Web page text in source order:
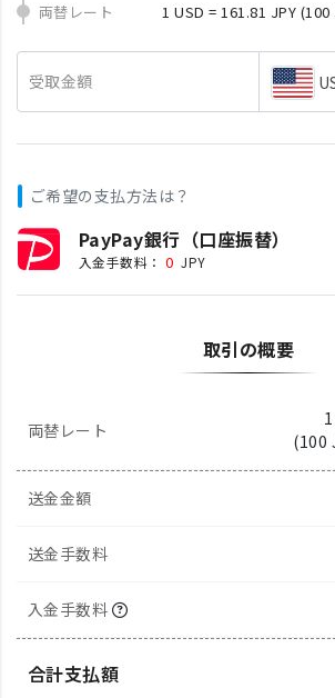
両替レート
1 USD = 161.81 JPY (100
受取金額
ご希望の支払方法は？
PayPay銀行（口座振替）
入金手数料： 0 JPY
取引の概要
両替レート
(100
送金金額
送金手数料
入金手数料
合計支払額